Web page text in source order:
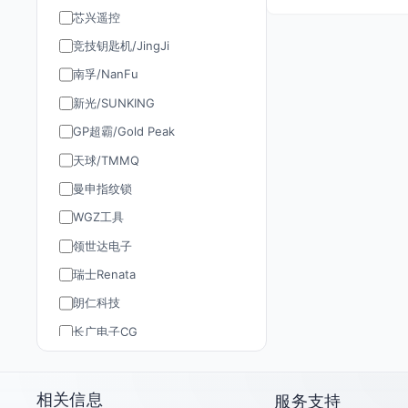
芯兴遥控
竞技钥匙机/JingJi
南孚/NanFu
新光/SUNKING
GP超霸/Gold Peak
天球/TMMQ
曼申指纹锁
WGZ工具
领世达电子
瑞士Renata
朗仁科技
长广电子CG
TY90/孚远通用
相关信息 服务支持